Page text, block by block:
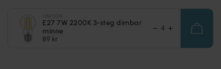
E27 7W 2200K 3-steg dimbar
minne
89 kr